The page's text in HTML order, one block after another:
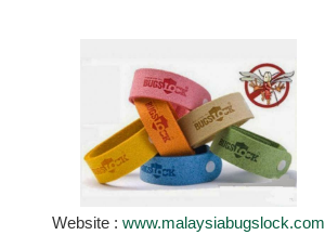
Website : www.malaysiabugslock.com